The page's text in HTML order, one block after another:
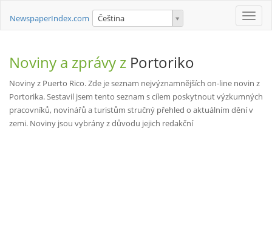
Toggle
NewspaperIndex.com Čeština
Noviny a zprávy z Portoriko
Noviny z Puerto Rico. Zde je seznam nejvýznamnějších on-line novin z
Portorika. Sestavil jsem tento seznam s cílem poskytnout výzkumných
pracovníků, novinářů a turistům stručný přehled o aktuálním dění v
zemi. Noviny jsou vybrány z důvodu jejich redakční